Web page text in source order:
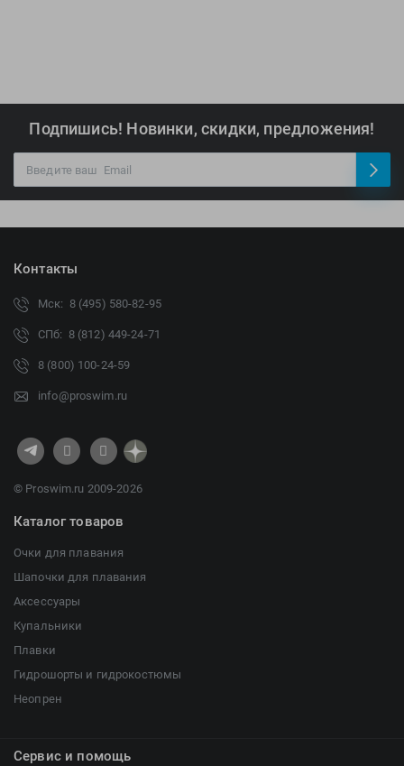
Подпишись! Новинки, скидки, предложения!
Контакты
Мск: 8 (495) 580-82-95
СПб: 8 (812) 449-24-71
8 (800) 100-24-59
info@proswim.ru
© Proswim.ru 2009-2026
Каталог товаров
Очки для плавания
Шапочки для плавания
Аксессуары
Купальники
Плавки
Гидрошорты и гидрокостюмы
Неопрен
Сервис и помощь